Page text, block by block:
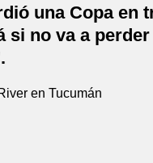
una Copa en
si no va a perder